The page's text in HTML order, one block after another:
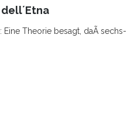
Eine Theorie besagt, daÃ